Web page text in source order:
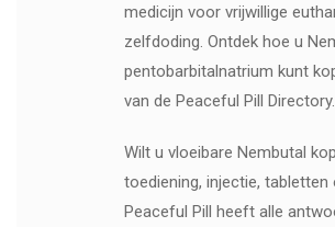
medicijn voor vrijwillige
zelfdoding. Ontdek hoe u
pentobarbitalnatrium kunt
van de Peaceful Pill Directory.
Wilt u vloeibare Nembutal
toediening, injectie,
Peaceful Pill heeft alle